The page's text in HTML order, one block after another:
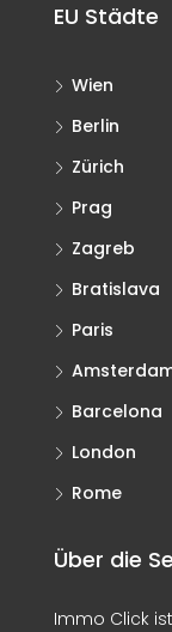
EU Städte
Wien
Berlin
Zürich
Prag
Zagreb
Bratislava
Paris
Barcelona
London
Rome
Über die
Immo Click